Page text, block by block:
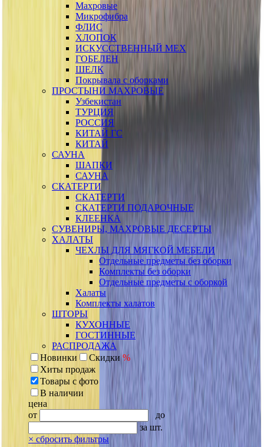
Махровые
Микрофибра
ФЛИС
ХЛОПОК
ИСКУССТВЕННЫЙ МЕХ
ГОБЕЛЕН
ШЕЛК
Покрывала с оборками
ПРОСТЫНИ МАХРОВЫЕ
Узбекистан
ТУРЦИЯ
РОССИЯ
КИТАЙ ГС
КИТАЙ
САУНА
ШАПКИ
САУНА
СКАТЕРТИ
СКАТЕРТИ
СКАТЕРТИ ПОДАРОЧНЫЕ
КЛЕЕНКА
СУВЕНИРЫ, МАХРОВЫЕ ДЕСЕРТЫ
ХАЛАТЫ
ЧЕХЛЫ ДЛЯ МЯГКОЙ МЕБЕЛИ
Отдельные предметы без оборки
Комплекты без оборки
Отдельные предметы с оборкой
Халаты
Комплекты халатов
ШТОРЫ
КУХОННЫЕ
ГОСТИННЫЕ
РАСПРОДАЖА
Новинки
Скидки%
Хиты продаж
Товары с фото
В наличии
цена
от
до
за шт.
× сбросить фильтры